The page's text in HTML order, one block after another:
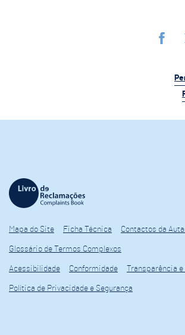
Mapa do Site Ficha Técnica Contactos da
Glossário de Termos Complexos
Acessibilidade Conformidade Transparência
Política de Privacidade e Segurança